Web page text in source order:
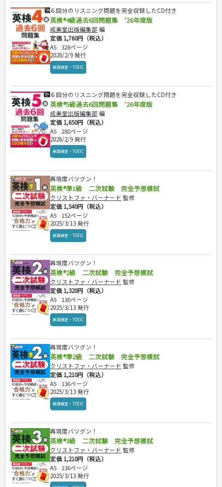
６回分のリスニング問題を完全収録したCD付き
英検®4級過去6回問題集 ’26年度版
成美堂出版編集部 編
定価 1,760円（税込）
A5
328ページ
2026/2/9 発行
英語検定・TOEIC
６回分のリスニング問題を完全収録したCD付き
英検®5級過去6回問題集 ’26年度版
成美堂出版編集部 編
定価 1,650円（税込）
A5
280ページ
2026/2/9 発行
英語検定・TOEIC
再現度バツグン！
英検®準1級 二次試験 完全予想模試
クリストファ・バーナード 監修
定価 1,540円（税込）
A5
152ページ
2025/3/13 発行
英語検定・TOEIC
再現度バツグン！
英検®2級 二次試験 完全予想模試
クリストファ・バーナード 監修
定価 1,320円（税込）
A5
136ページ
2025/3/13 発行
英語検定・TOEIC
再現度バツグン！
英検®準2級 二次試験 完全予想模試
クリストファ・バーナード 監修
定価 1,210円（税込）
A5
136ページ
2025/3/13 発行
英語検定・TOEIC
再現度バツグン！
英検®3級 二次試験 完全予想模試
クリストファ・バーナード 監修
定価 1,210円（税込）
A5
136ページ
2025/3/13 発行